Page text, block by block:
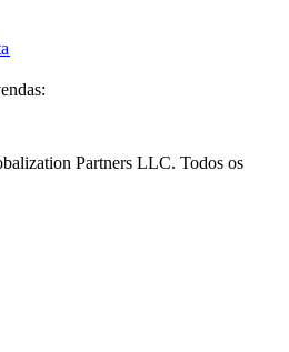
Partners LLC. Todos os